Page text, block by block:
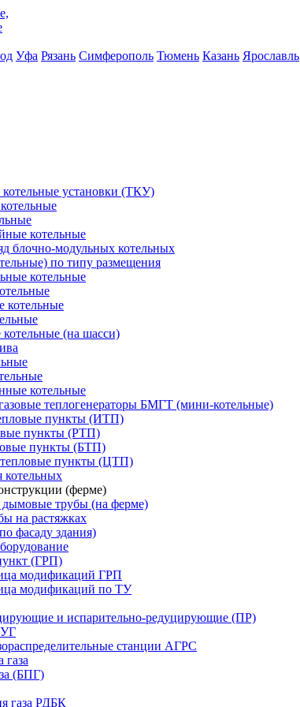
Уфа Рязань Симферополь Тюмень Казань Ярославль
котельные установки (ТКУ)
котельные
блочно-модульных котельных
по типу размещения
котельные
котельные
(на шасси)
котельные
теплогенераторы БМГТ (мини-котельные)
пункты (ИТП)
пункты (РТП)
пункты (БТП)
пункты (ЦТП)
(ферме)
трубы (на ферме)
на растяжках
фасаду здания)
(ГРП)
модификаций ГРП
модификаций по ТУ
и испарительно-редуцирующие (ПР)
станции АГРС
газа
(БПГ)
газа РДБК